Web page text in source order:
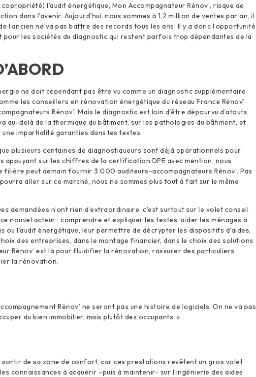
l’audit énergétique, Mon Accompagnateur Rénov’, risque de
dans l’avenir. Aujourd’hui, nous sommes à 1,2 million de ventes par an, il
l’ancien ne va pas battre des records tous les ans. Il y a donc l’opportunité
pour les sociétés du diagnostic qui restent parfois trop dépendantes de la
ne doit cependant pas être vu comme un diagnostic supplémentaire.
les conseillers en rénovation énergétique du réseau France Rénov’
Rénov’. Mais le diagnostic est loin d’être dépourvu d’atouts
au-delà de la thermique du bâtiment, sur les pathologies du bâtiment, et
une impartialité garanties dans les textes.
plusieurs centaines de diagnostiqueurs sont déjà opérationnels pour
appuyant sur les chiffres de la certification DPE avec mention, nous
filière peut demain fournir 3.000 auditeurs-accompagnateurs Rénov’. Pas
aller sur ce marché, nous ne sommes plus tout à fait sur le même
demandées n’ont rien d’extraordinaire, c’est surtout sur le volet conseil
nouvel acteur : comprendre et expliquer les textes, aider les ménages à
ou l’audit énergétique, leur permettre de décrypter les dispositifs d’aides,
des entreprises, dans le montage financier, dans le choix des solutions
Rénov’ est là pour fluidifier la rénovation, rassurer des particuliers
la rénovation.
Rénov’ ne seront pas une histoire de logiciels. On ne va pas
du bien immobilier, mais plutôt des occupants. »
sortir de sa zone de confort, car ces prestations revêtent un gros volet
connaissances à acquérir –puis à maintenir- sur l’ingénierie des aides